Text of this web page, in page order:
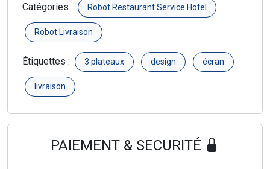
Catégories : Robot Restaurant Service Hotel
Robot Livraison
Étiquettes : 3 plateaux design écran
livraison
PAIEMENT & SECURITÉ